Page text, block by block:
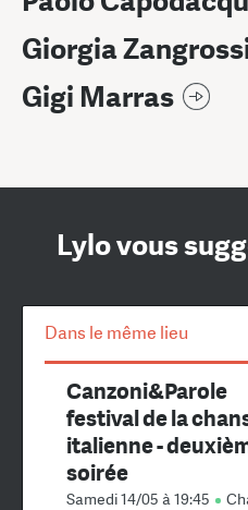
Giorgia
Gigi Marras
Lylo vous
Dans le même lieu
Canzoni&Parole
festival de la
italienne -
soirée
Samedi 14/05 à 19:45